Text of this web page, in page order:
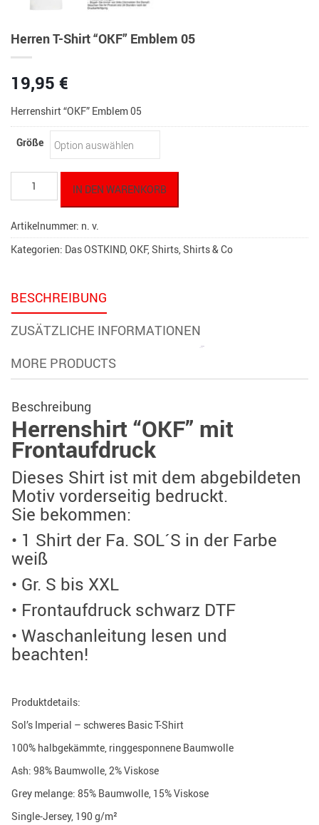
Herren T-Shirt “OKF” Emblem 05
19,95 €
Herrenshirt “OKF” Emblem 05
Größe
Herren
"OKF"
Emblem
05
IN DEN WARENKORB
Artikelnummer: n. v.
Kategorien: Das OSTKIND,OKF,Shirts,Shirts & Co
BESCHREIBUNG
ZUSÄTZLICHE INFORMATIONEN
MORE PRODUCTS
Beschreibung
Herrenshirt “OKF” mit
Frontaufdruck
Dieses Shirt ist mit dem abgebildeten
Motiv vorderseitig bedruckt.
Sie bekommen:
• 1 Shirt der Fa. SOL´S in der Farbe
weiß
• Gr. S bis XXL
• Frontaufdruck schwarz DTF
• Waschanleitung lesen und
beachten!
Produktdetails:
Sol’s Imperial – schweres Basic T-Shirt
100% halbgekämmte, ringgesponnene Baumwolle
Ash: 98% Baumwolle, 2% Viskose
Grey melange: 85% Baumwolle, 15% Viskose
Single-Jersey, 190 g/m²